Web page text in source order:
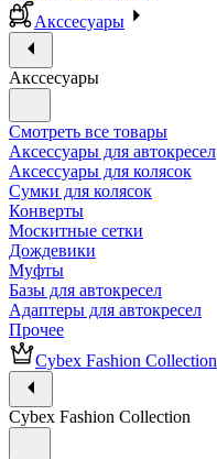
Акссесуары
Акссесуары
Смотреть все товары
Аксессуары для автокресел
Аксессуары для колясок
Сумки для колясок
Конверты
Москитные сетки
Дождевики
Муфты
Базы для автокресел
Адаптеры для автокресел
Прочее
Cybex Fashion Collection
Cybex Fashion Collection